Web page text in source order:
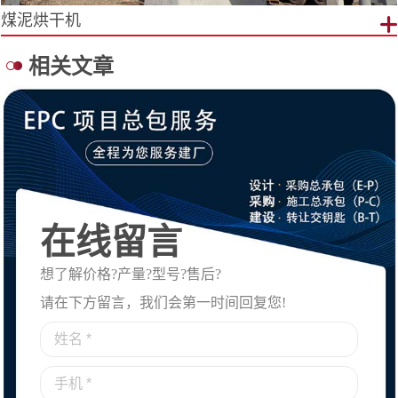
煤泥烘干机
相关文章
在线留言
想了解价格?产量?型号?售后?
请在下方留言，我们会第一时间回复您!